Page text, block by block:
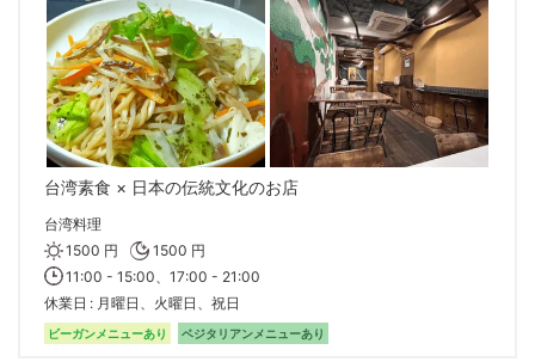
台湾素食 × 日本の伝統文化のお店
台湾料理
1500 円
1500 円
11:00 - 15:00、17:00 - 21:00
休業日
月曜日、火曜日、祝日
ビーガンメニューあり ベジタリアンメニューあり